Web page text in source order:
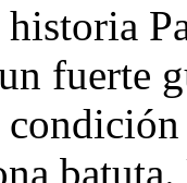
historia
fuerte